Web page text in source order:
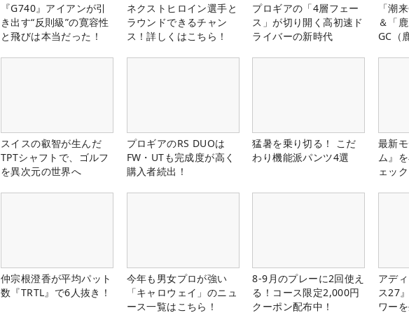
『G740』アイアンが引
き出す“反則級”の寛容性
と飛びは本当だった！
ネクストヒロイン選手と
ラウンドできるチャン
ス！詳しくはこちら！
プロギアの「4層フェー
ス」が切り開く高初速ド
ライバーの新時代
「潮
＆「
GC（
スイスの叡智が生んだ
TPTシャフトで、ゴルフ
を異次元の世界へ
プロギアのRS DUOは
FW・UTも完成度が高く
購入者続出！
猛暑を乗り切る！ こだ
わり機能派パンツ4選
最新
ム』
ェック
仲宗根澄香が平均パット
数『TRTL』で6人抜き！
今年も男女プロが強い
「キャロウェイ」のニュ
ース一覧はこちら！
8-9月のプレーに2回使え
る！コース限定2,000円
クーポン配布中！
アデ
ス27
ワー